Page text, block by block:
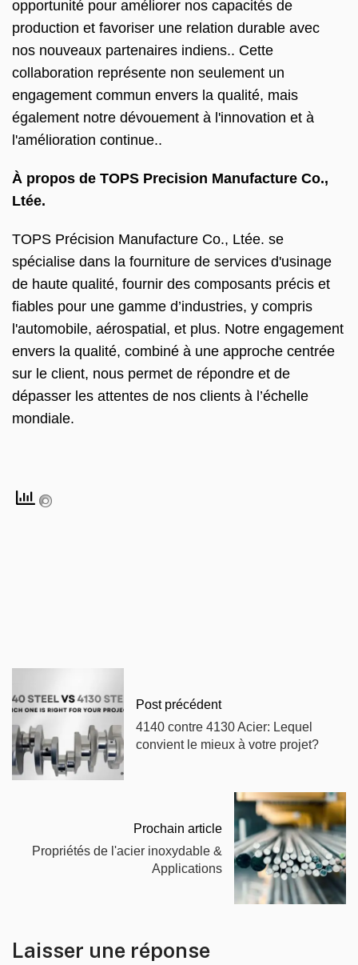
opportunité pour améliorer nos capacités de
production et favoriser une relation durable avec
nos nouveaux partenaires indiens.. Cette
collaboration représente non seulement un
engagement commun envers la qualité, mais
également notre dévouement à l'innovation et à
l'amélioration continue..
À propos de TOPS Precision Manufacture Co.,
Ltée.
TOPS Précision Manufacture Co., Ltée. se
spécialise dans la fourniture de services d'usinage
de haute qualité, fournir des composants précis et
fiables pour une gamme d’industries, y compris
l'automobile, aérospatial, et plus. Notre engagement
envers la qualité, combiné à une approche centrée
sur le client, nous permet de répondre et de
dépasser les attentes de nos clients à l’échelle
mondiale.
Post précédent
4140 contre 4130 Acier: Lequel
convient le mieux à votre projet?
Prochain article
Propriétés de l'acier inoxydable &
Applications
Laisser une réponse